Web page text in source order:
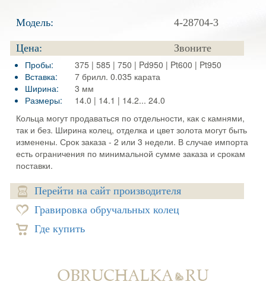
Модель: 4-28704-3
Цена:
Звоните
Пробы:
375 | 585 | 750 | Pd950 | Pt600 | Pt950
Вставка:
7 брилл. 0.035 карата
Ширина:
3 мм
Размеры:
14.0 | 14.1 | 14.2... 24.0
Кольца могут продаваться по отдельности, как с камнями,
так и без. Ширина колец, отделка и цвет золота могут быть
изменены. Срок заказа - 2 или 3 недели. В случае импорта
есть ограничения по минимальной сумме заказа и срокам
поставки.
Перейти на сайт производителя
Гравировка обручальных колец
Где купить